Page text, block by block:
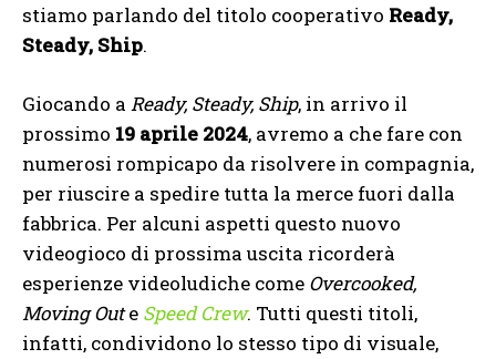
stiamo parlando del titolo cooperativo Ready,
Steady, Ship.
Giocando a Ready, Steady, Ship, in arrivo il
prossimo 19 aprile 2024, avremo a che fare con
numerosi rompicapo da risolvere in compagnia,
per riuscire a spedire tutta la merce fuori dalla
fabbrica. Per alcuni aspetti questo nuovo
videogioco di prossima uscita ricorderà
esperienze videoludiche come Overcooked,
Moving Oute Speed Crew. Tutti questi titoli,
infatti, condividono lo stesso tipo di visuale,